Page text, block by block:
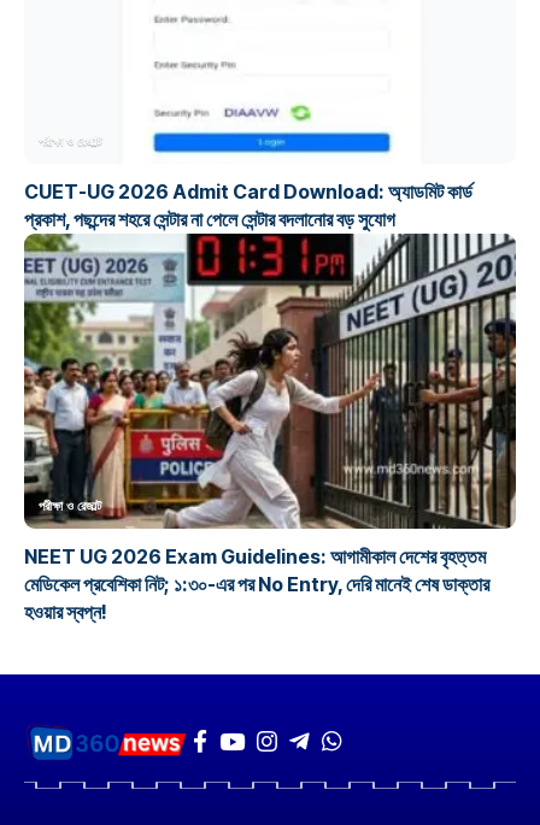
পরীক্ষা ও রেজাল্ট
CUET-UG 2026 Admit Card Download: অ্যাডমিট কার্ড
প্রকাশ, পছন্দের শহরে সেন্টার না পেলে সেন্টার বদলানোর বড় সুযোগ
পরীক্ষা ও রেজাল্ট
NEET UG 2026 Exam Guidelines: আগামীকাল দেশের বৃহত্তম
মেডিকেল প্রবেশিকা নিট; ১:৩০-এর পর No Entry, দেরি মানেই শেষ ডাক্তার
হওয়ার স্বপ্ন!